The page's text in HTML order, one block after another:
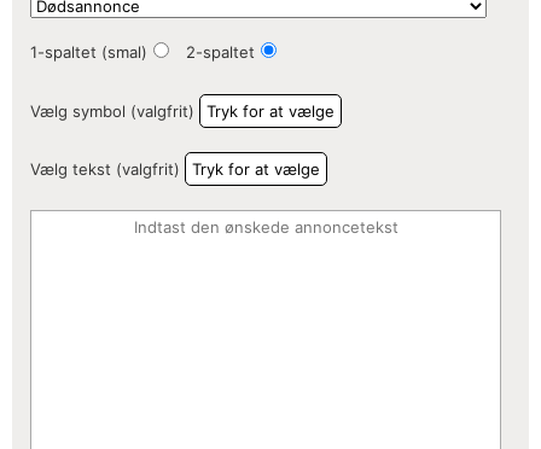
1-spaltet (smal) 2-spaltet
Vælg symbol (valgfrit) Tryk for at vælge
Vælg tekst (valgfrit) Tryk for at vælge